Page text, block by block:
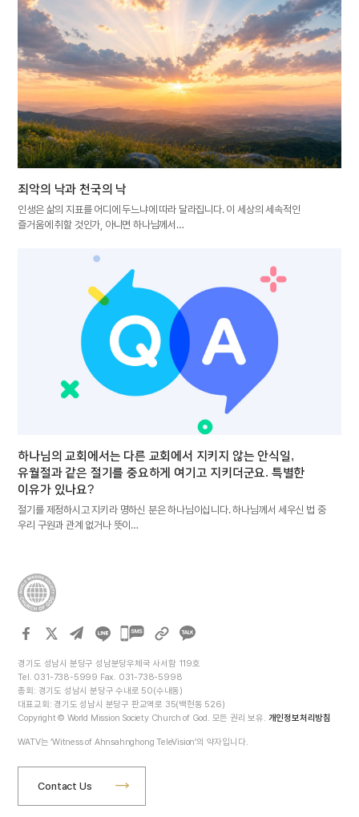
죄악의 낙과 천국의 낙
인생은 삶의 지표를 어디에 두느냐에 따라 달라집니다. 이 세상의 세속적인
즐거움에 취할 것인가, 아니면 하나님께서…
하나님의 교회에서는 다른 교회에서 지키지 않는 안식일,
유월절과 같은 절기를 중요하게 여기고 지키더군요. 특별한
이유가 있나요?
절기를 제정하시고 지키라 명하신 분은 하나님이십니다. 하나님께서 세우신 법 중
우리 구원과 관계 없거나 뜻이…
카카오톡
경기도 성남시 분당구 성남분당우체국 사서함 119호
Tel. 031-738-5999 Fax. 031-738-5998
총회: 경기도 성남시 분당구 수내로 50(수내동)
대표교회: 경기도 성남시 분당구 판교역로 35(백현동 526)
Copyright © World Mission Society Church of God. 모든 권리 보유. 개인정보처리방침
WATV는 ‘Witness of Ahnsahnghong TeleVision’의 약자입니다.
Contact Us